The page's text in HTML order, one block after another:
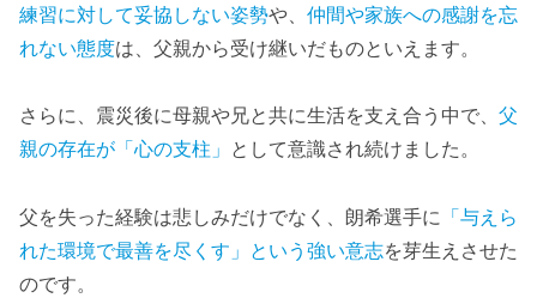
練習に対して妥協しない姿勢や、 仲間や家族への感謝を忘
れない態度は、父親から受け継いだものといえます。
さらに、震災後に母親や兄と共に生活を支え合う中で、 父
親の存在が「心の支柱」 として意識され続けました。
父を失った経験は悲しみだけでなく、朗希選手に 「与えら
れた環境で最善を尽くす」という強い意志を芽生えさせた
のです。